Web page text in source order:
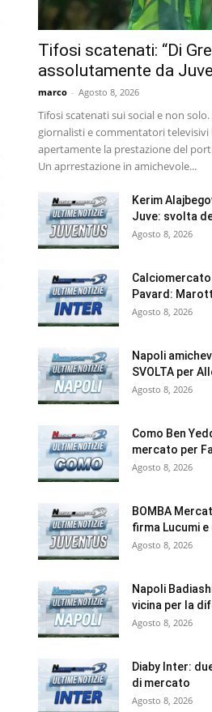
Tifosi scatenati: “Di
assolutamente da
marco - Agosto 8, 2026
Tifosi scatenati sui social e non
giornalisti e commentatori
apertamente la prestazione del
Un aprrestazione in amichevole...
Kerim
Juve: svolta
Agosto 8, 2026
Calciomercato
Pavard:
Agosto 8, 2026
Napoli
SVOLTA per
Agosto 8, 2026
Como Ben
mercato per
Agosto 8, 2026
BOMBA
firma Lucumi
Agosto 8, 2026
Napoli
vicina per la
Agosto 8, 2026
Diaby Inter:
di mercato
Agosto 8, 2026